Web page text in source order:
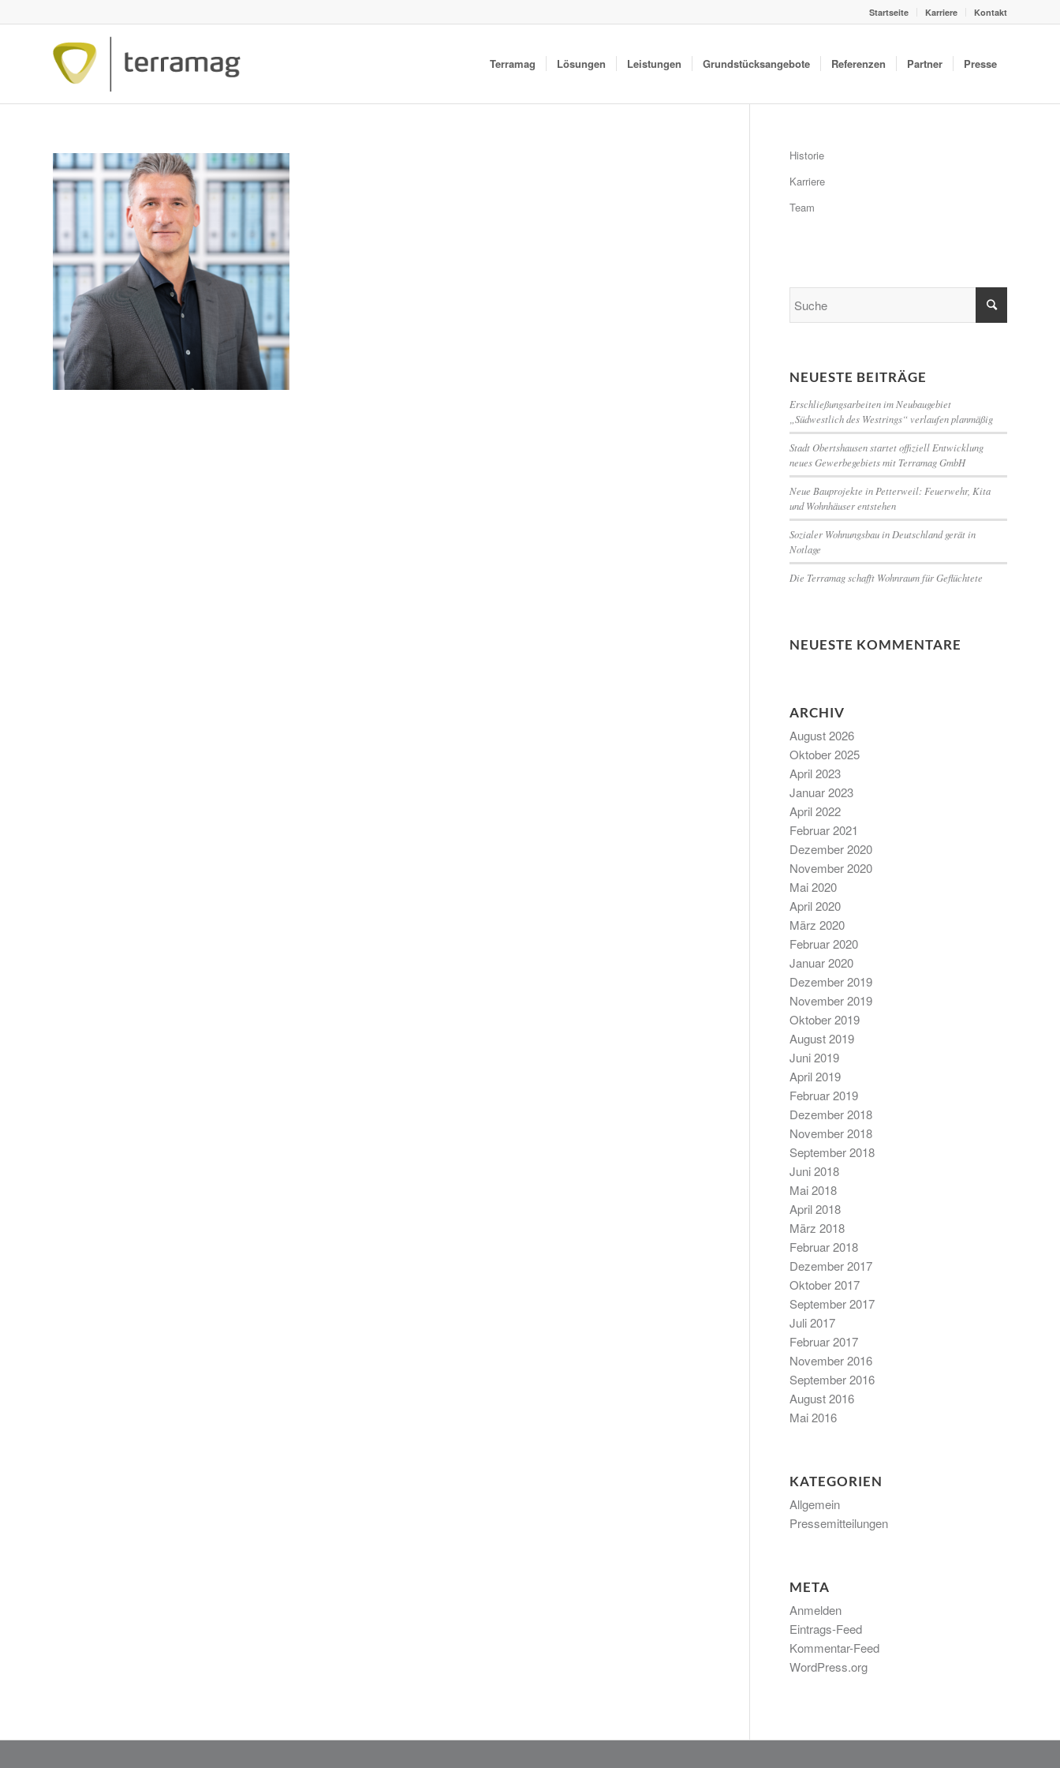
Startseite Karriere Kontakt
Terramag Lösungen Leistungen Grundstücksangebote Referenzen Partner Presse
Historie
Karriere
Team
NEUESTE BEITRÄGE
Erschließungsarbeiten im Neubaugebiet
„Südwestlich des Westrings“ verlaufen planmäßig
Stadt Obertshausen startet offiziell Entwicklung
neues Gewerbegebiets mit Terramag GmbH
Neue Bauprojekte in Petterweil: Feuerwehr, Kita
und Wohnhäuser entstehen
Sozialer Wohnungsbau in Deutschland gerät in
Notlage
Die Terramag schafft Wohnraum für Geflüchtete
NEUESTE KOMMENTARE
ARCHIV
August 2026
Oktober 2025
April 2023
Januar 2023
April 2022
Februar 2021
Dezember 2020
November 2020
Mai 2020
April 2020
März 2020
Februar 2020
Januar 2020
Dezember 2019
November 2019
Oktober 2019
August 2019
Juni 2019
April 2019
Februar 2019
Dezember 2018
November 2018
September 2018
Juni 2018
Mai 2018
April 2018
März 2018
Februar 2018
Dezember 2017
Oktober 2017
September 2017
Juli 2017
Februar 2017
November 2016
September 2016
August 2016
Mai 2016
KATEGORIEN
Allgemein
Pressemitteilungen
META
Anmelden
Eintrags-Feed
Kommentar-Feed
WordPress.org